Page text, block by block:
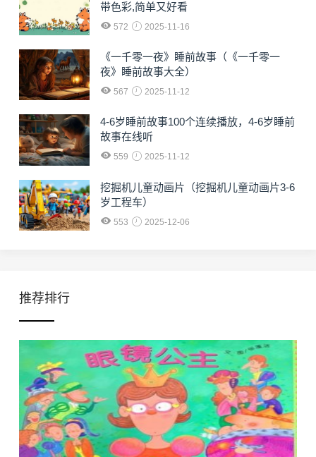
带色彩,简单又好看
572 2025-11-16
《一千零一夜》睡前故事（《一千零一
夜》睡前故事大全）
567 2025-11-12
4-6岁睡前故事100个连续播放，4-6岁睡前
故事在线听
559 2025-11-12
挖掘机儿童动画片（挖掘机儿童动画片3-6
岁工程车）
553 2025-12-06
推荐排行